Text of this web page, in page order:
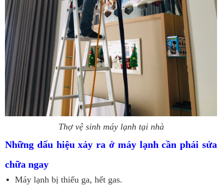
Thợ vệ sinh máy lạnh tại nhà
Những dấu hiệu xảy ra ở máy lạnh cần phải sửa
chữa ngay
Máy lạnh bị thiếu ga, hết gas.